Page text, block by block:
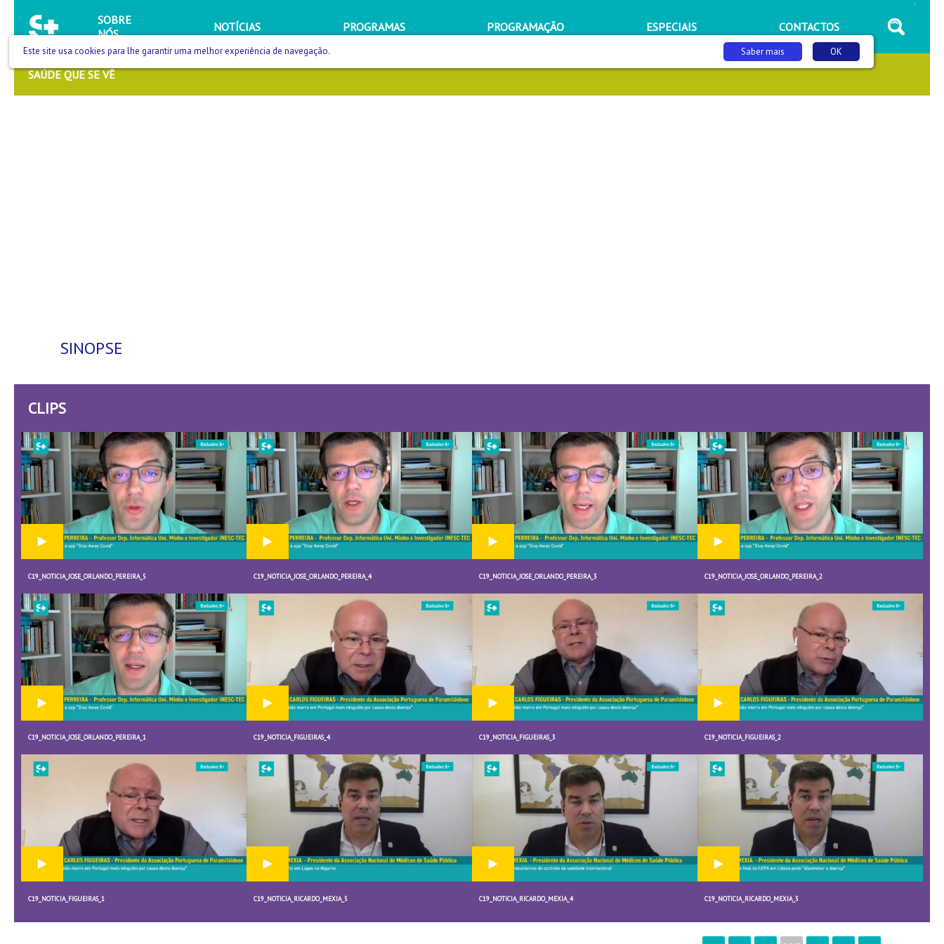
SOBRE
NÓS
NOTÍCIAS PROGRAMAS PROGRAMAÇÃO ESPECIAIS CONTACTOS
/
SAÚDE QUE SE VÊ
SINOPSE
CLIPS
C19_NOTICIA_JOSE_ORLANDO_PEREIRA_5 C19_NOTICIA_JOSE_ORLANDO_PEREIRA_4 C19_NOTICIA_JOSE_ORLANDO_PEREIRA_3 C19_NOTICIA_JOSE_ORLANDO_PEREIRA_2
C19_NOTICIA_JOSE_ORLANDO_PEREIRA_1 C19_NOTICIA_FIGUEIRAS_4 C19_NOTICIA_FIGUEIRAS_3 C19_NOTICIA_FIGUEIRAS_2
C19_NOTICIA_FIGUEIRAS_1 C19_NOTICIA_RICARDO_MEXIA_5 C19_NOTICIA_RICARDO_MEXIA_4 C19_NOTICIA_RICARDO_MEXIA_3
Este site usa cookies para lhe garantir uma melhor experiência de navegação. OK
Saber mais